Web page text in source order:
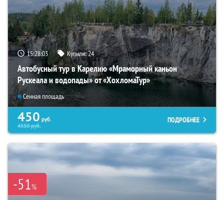
15:28:02 Купили:24
Автобусный тур в Карелию «Мраморный каньон
Рускеала и водопады» от «ХохломаТур»
Сенная площадь
450 руб.
4550руб.
ПОДРОБНЕЕ
-51%